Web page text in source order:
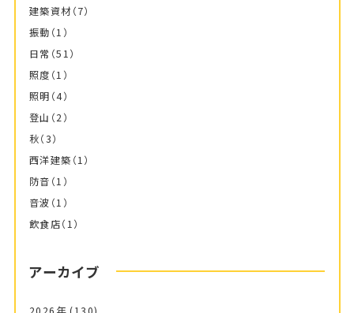
建築資材（7）
振動 （1）
日常 （51）
照度 （1）
照明 （4）
登山 （2）
秋（3）
西洋建築 （1）
防音 （1）
音波 （1）
飲食店（1）
アーカイブ